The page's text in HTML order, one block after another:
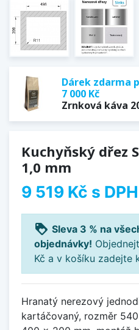
Dárek zdarma
7 000 Kč
Zrnková káva
Kuchyňský dřez
1,0 mm
9 519 Kč s DPH
loyalty Sleva 3 % na
objednávky!
Kč a v košíku zadejte
Hranatý nerezový
kartáčovaný, rozměr